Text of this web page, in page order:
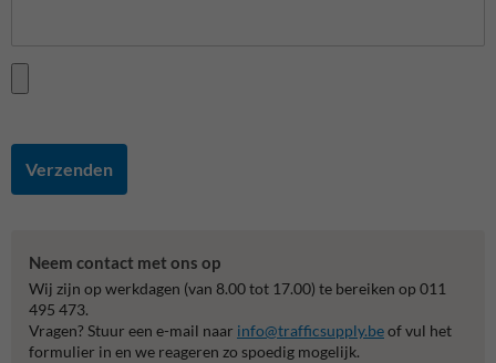
Verzenden
Neem contact met ons op
Wij zijn op werkdagen (van 8.00 tot 17.00) te bereiken op 011
495 473.
Vragen? Stuur een e-mail naar info@trafficsupply.beof vul het
formulier in en we reageren zo spoedig mogelijk.